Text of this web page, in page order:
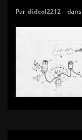
Par didcol2212 dans